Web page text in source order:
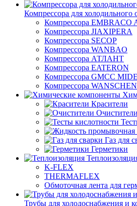
Компрессора для холодильного
Компрессора EMBRACO
Компрессора JIAXIPERA
Компрессора SECOP
Компрессора WANBAO
Компрессора АТЛАНТ
Компрессора EATERON
Компрессора GMCC
Компрессора
Красители
Очистители
Газ для
Герметики
K-FLEX
THERMAFLEX
Обмоточная лента для
Трубы для холодоснабжения и